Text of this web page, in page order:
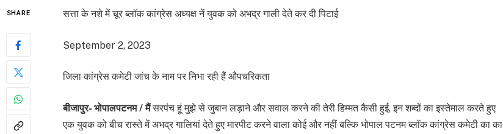
SHARE सत्ता के नशे में चूर ब्लॉक कांग्रेस अध्यक्ष नें युवक को अभद्र गाली देते कर दी पिटाई
September 2, 2023
जिला कांग्रेस कमेटी जांच के नाम पर निभा रही हैं औपचरिकता
बीजापुर- भोपालपटनम / मैंसरपंच हूं मुझे से जुबान लड़ाने और सवाल करने की तेरी हिम्मत कैसी हुई, इन शब्दों का इस्तेमाल करते हुए
एक युवक को बीच रास्ते में अभद्र गालियां देते हुए मारपीट करने वाला कोई और नहीं बल्कि भोपाल पटनम ब्लॉक कांग्रेस कमेटी का का